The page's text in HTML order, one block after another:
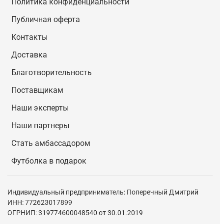
Публичная оферта
Контакты
Доставка
Благотворительность
Поставщикам
Наши эксперты
Наши партнеры
Стать амбассадором
Футболка в подарок
Индивидуальный предприниматель: Поперечный Дмитрий
ИНН: 772623017899
ОГРНИП: 319774600048540 от 30.01.2019